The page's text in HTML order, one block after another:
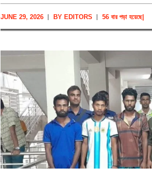
JUNE 29, 2026 BY EDITORS |
56 বার পড়া হয়েছে